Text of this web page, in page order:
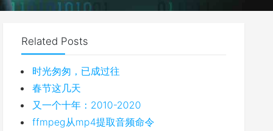
Related Posts
时光匆匆，已成过往
春节这几天
又一个十年：2010-2020
ffmpeg从mp4提取音频命令